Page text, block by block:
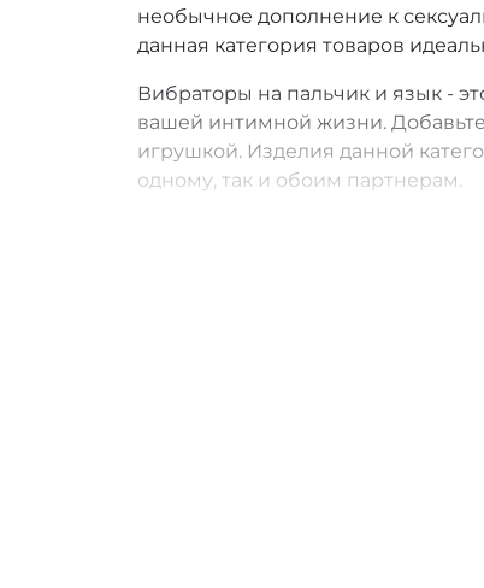
необычное дополнение к
данная категория товаров
Вибраторы на пальчик и язык -
вашей интимной жизни.
игрушкой. Изделия данной
одному, так и обоим партнерам.
Любой товар будет доставлен в